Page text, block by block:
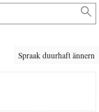
Spraak duurhaft ännern